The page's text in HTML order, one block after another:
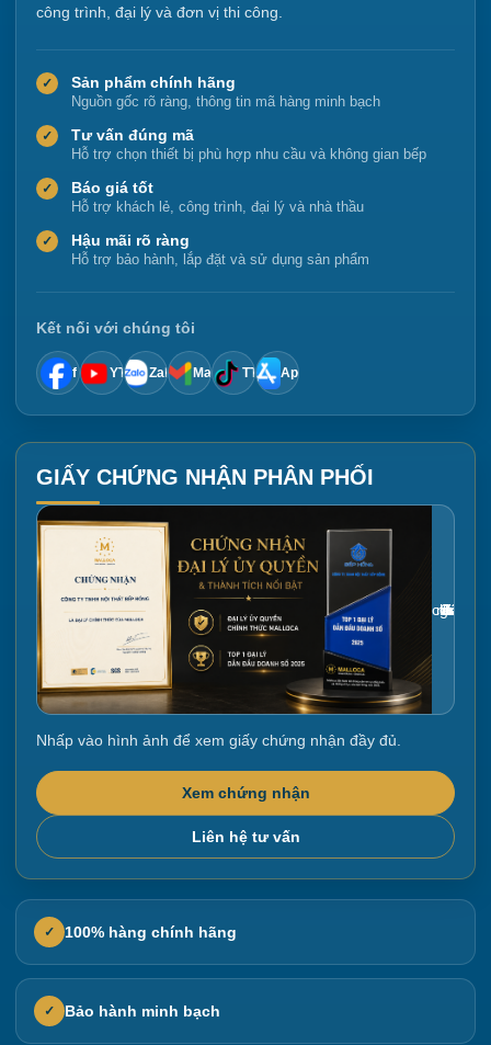
công trình, đại lý và đơn vị thi công.
✓ Sản phẩm chính hãng
Nguồn gốc rõ ràng, thông tin mã hàng minh bạch
✓ Tư vấn đúng mã
Hỗ trợ chọn thiết bị phù hợp nhu cầu và không gian bếp
✓ Báo giá tốt
Hỗ trợ khách lẻ, công trình, đại lý và nhà thầu
✓ Hậu mãi rõ ràng
Hỗ trợ bảo hành, lắp đặt và sử dụng sản phẩm
Kết nối với chúng tôi
f YT Zalo Mail TT App
GIẤY CHỨNG NHẬN PHÂN PHỐI
Gắn link ảnh giấy chứng nhận tại đây
Nhấp vào hình ảnh để xem giấy chứng nhận đầy đủ.
Xem chứng nhận
Liên hệ tư vấn
✓ 100% hàng chính hãng
✓ Bảo hành minh bạch